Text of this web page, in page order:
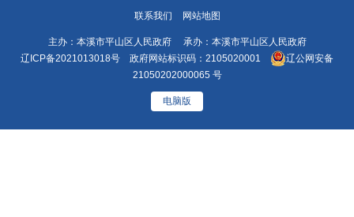
联系我们 网站地图
主办：本溪市平山区人民政府 承办：本溪市平山区人民政府
辽ICP备2021013018号 政府网站标识码：2105020001
辽公网安备
21050202000065 号
电脑版